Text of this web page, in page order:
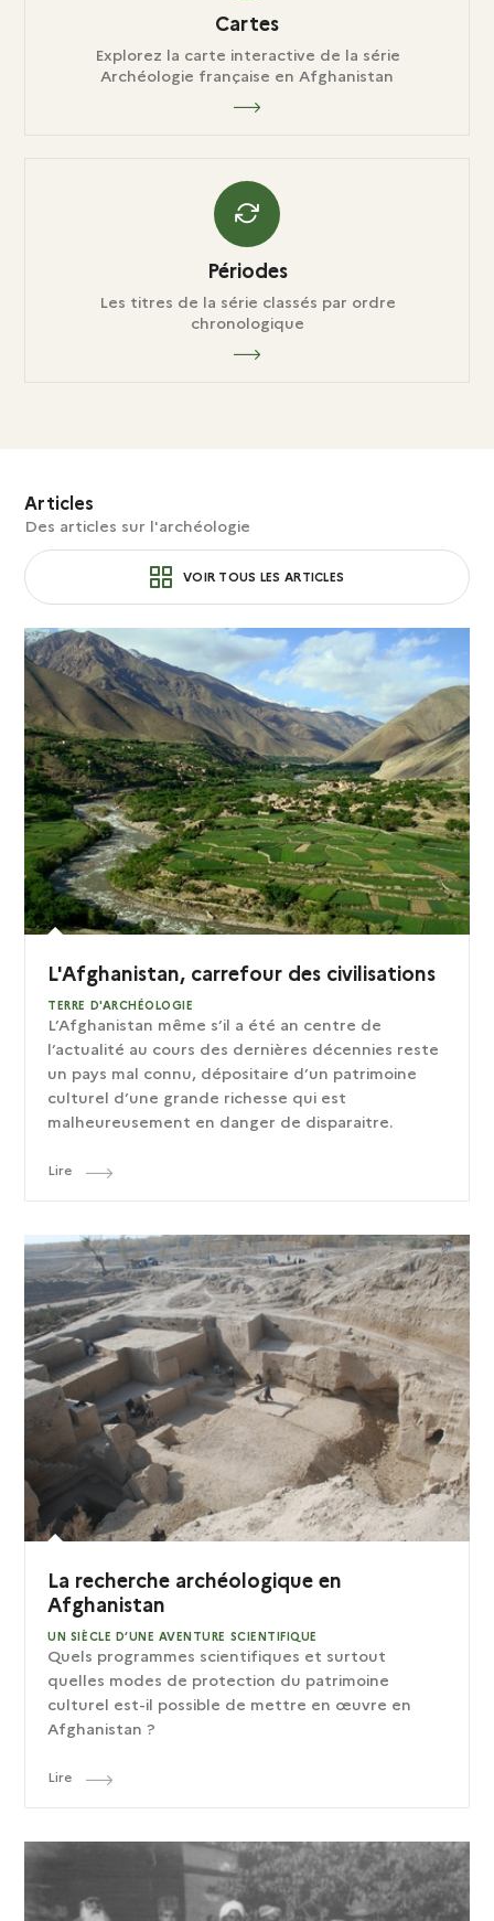
Cartes
Explorez la carte interactive de la série
Archéologie française en Afghanistan
Périodes
Les titres de la série classés par ordre
chronologique
Articles
Des articles sur l'archéologie
VOIR TOUS LES ARTICLES
L'Afghanistan, carrefour des civilisations
TERRE D'ARCHÉOLOGIE
L’Afghanistan même s’il a été an centre de
l’actualité au cours des dernières décennies reste
un pays mal connu, dépositaire d’un patrimoine
culturel d’une grande richesse qui est
malheureusement en danger de disparaitre.
Lire
La recherche archéologique en
Afghanistan
UN SIÈCLE D’UNE AVENTURE SCIENTIFIQUE
Quels programmes scientifiques et surtout
quelles modes de protection du patrimoine
culturel est-il possible de mettre en œuvre en
Afghanistan ?
Lire